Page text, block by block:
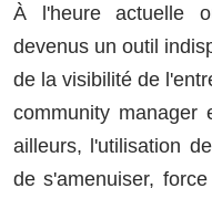
À l'heure actuelle
devenus un outil
de la visibilité de
community manager
ailleurs, l'utilisation
de s'amenuiser,